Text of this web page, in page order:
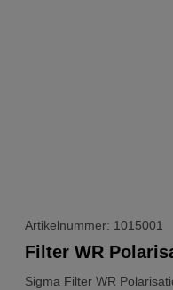
Artikelnummer: 1015001
Sigma Filter WR
Filter WR